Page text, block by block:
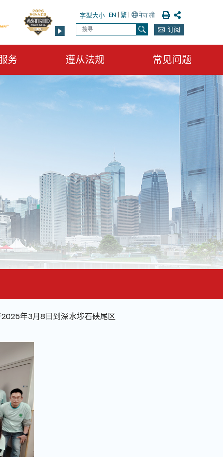
字型大小 EN | 繁| 列印 分享
搜寻
搜寻 订阅
务 遵从法规 常见问题
年3月8日到深水埗石硖尾区